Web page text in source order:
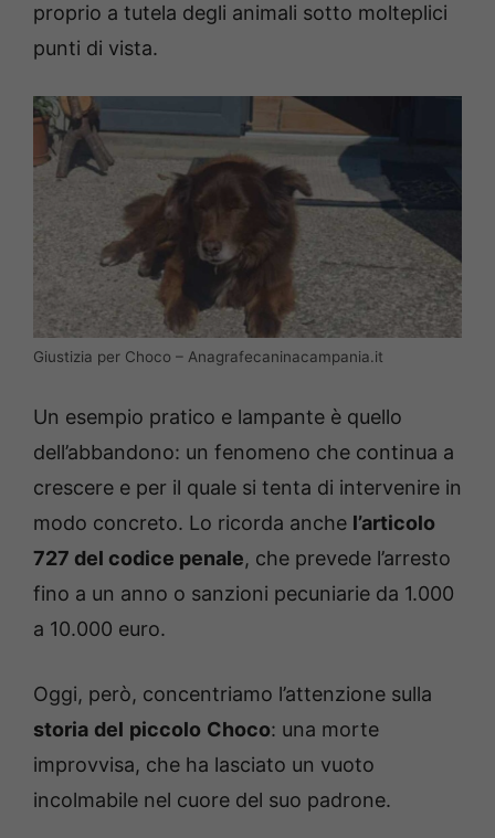
proprio a tutela degli animali sotto molteplici
punti di vista.
Giustizia per Choco – Anagrafecaninacampania.it
Un esempio pratico e lampante è quello
dell’abbandono: un fenomeno che continua a
crescere e per il quale si tenta di intervenire in
modo concreto. Lo ricorda anche l’articolo
727 del codice penale, che prevede l’arresto
fino a un anno o sanzioni pecuniarie da 1.000
a 10.000 euro.
Oggi, però, concentriamo l’attenzione sulla
storia del piccolo Choco: una morte
improvvisa, che ha lasciato un vuoto
incolmabile nel cuore del suo padrone.